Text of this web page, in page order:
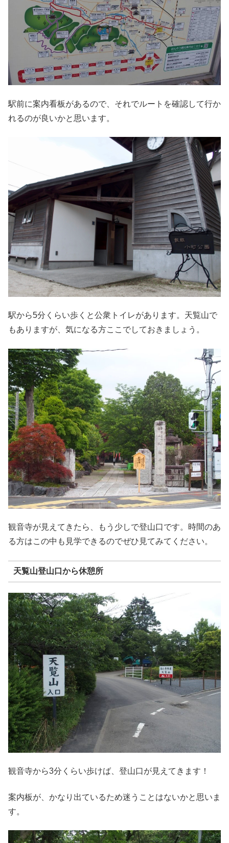
駅前に案内看板があるので、それでルートを確認して行か
れるのが良いかと思います。
駅から5分くらい歩くと公衆トイレがあります。天覧山で
もありますが、気になる方ここでしておきましょう。
観音寺が見えてきたら、もう少しで登山口です。時間のあ
る方はこの中も見学できるのでぜひ見てみてください。
天覧山登山口から休憩所
観音寺から3分くらい歩けば、登山口が見えてきます！
案内板が、かなり出ているため迷うことはないかと思いま
す。